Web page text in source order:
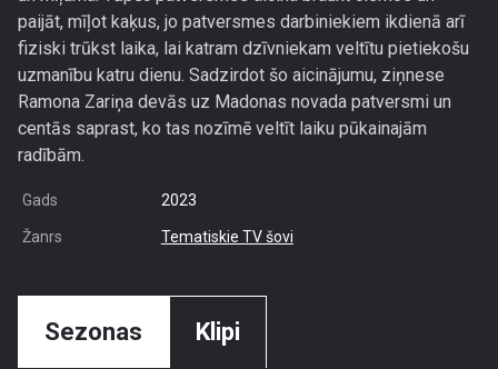
paijāt, mīļot kaķus, jo patversmes darbiniekiem ikdienā arī
fiziski trūkst laika, lai katram dzīvniekam veltītu pietiekošu
uzmanību katru dienu. Sadzirdot šo aicinājumu, ziņnese
Ramona Zariņa devās uz Madonas novada patversmi un
centās saprast, ko tas nozīmē veltīt laiku pūkainajām
radībām.
Gads 2023
Žanrs Tematiskie TV šovi
Sezonas Klipi